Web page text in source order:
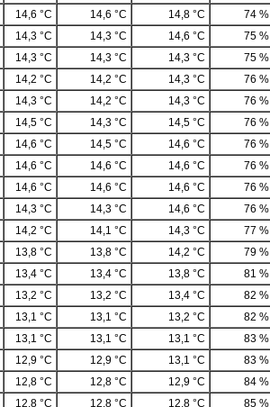
14,6 °C 14,6 °C 14,8 °C
74 %
14,3 °C 14,3 °C 14,6 °C
75 %
14,3 °C 14,3 °C 14,3 °C
75 %
14,2 °C 14,2 °C 14,3 °C
76 %
14,3 °C 14,2 °C 14,3 °C
76 %
14,5 °C 14,3 °C 14,5 °C
76 %
14,6 °C 14,5 °C 14,6 °C
76 %
14,6 °C 14,6 °C 14,6 °C
76 %
14,6 °C 14,6 °C 14,6 °C
76 %
14,3 °C 14,3 °C 14,6 °C
76 %
14,2 °C 14,1 °C 14,3 °C
77 %
13,8 °C 13,8 °C 14,2 °C
79 %
13,4 °C 13,4 °C 13,8 °C
81 %
13,2 °C 13,2 °C 13,4 °C
82 %
13,1 °C 13,1 °C 13,2 °C
82 %
13,1 °C 13,1 °C 13,1 °C
83 %
12,9 °C 12,9 °C 13,1 °C
83 %
12,8 °C 12,8 °C 12,9 °C
84 %
12,8 °C 12,8 °C 12,8 °C
85 %